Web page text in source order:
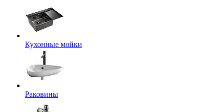
Кухонные мойки
Раковины